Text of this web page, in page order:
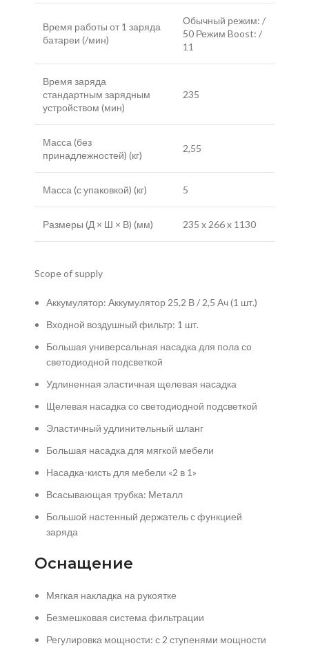
Время работы от 1 заряда
батареи (/мин)
Обычный режим: /
50 Режим Boost: /
11
Время заряда
стандартным зарядным
устройством (мин)
235
Масса (без
принадлежностей) (кг)
2,55
Масса (с упаковкой) (кг) 5
Размеры (Д × Ш × В) (мм) 235 x 266 x 1130
Scope of supply
Аккумулятор: Аккумулятор 25,2 В / 2,5 Ач (1 шт.)
Входной воздушный фильтр: 1 шт.
Большая универсальная насадка для пола со
светодиодной подсветкой
Удлиненная эластичная щелевая насадка
Щелевая насадка со светодиодной подсветкой
Эластичный удлинительный шланг
Большая насадка для мягкой мебели
Насадка-кисть для мебели «2 в 1»
Всасывающая трубка: Металл
Большой настенный держатель с функцией
заряда
Оснащение
Мягкая накладка на рукоятке
Безмешковая система фильтрации
Регулировка мощности: с 2 ступенями мощности